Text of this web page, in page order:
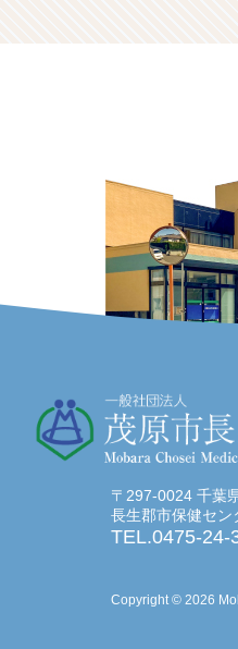
〒297-0024 千葉
長生郡市保健セン
TEL.0475-
Copyright © 2026